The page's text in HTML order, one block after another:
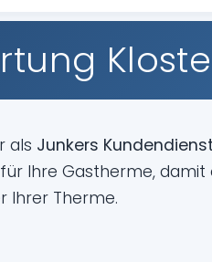
als Junkers
Ihre Gastherme, damit
Ihrer Therme.